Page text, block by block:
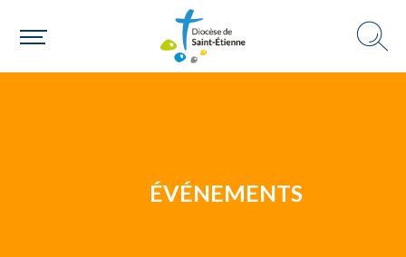
Une personne
Un mouvementÉVÉNEMENTS